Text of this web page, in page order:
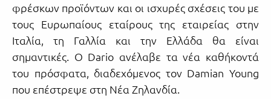
φρέσκων προϊόντων και οι ισχυρές σχέσεις του με
τους Ευρωπαίους εταίρους της εταιρείας στην
Ιταλία, τη Γαλλία και την Ελλάδα θα είναι
σημαντικές. Ο Dario ανέλαβε τα νέα καθήκοντά
του πρόσφατα, διαδεχόμενος τον Damian Young
που επέστρεψε στη Νέα Ζηλανδία.